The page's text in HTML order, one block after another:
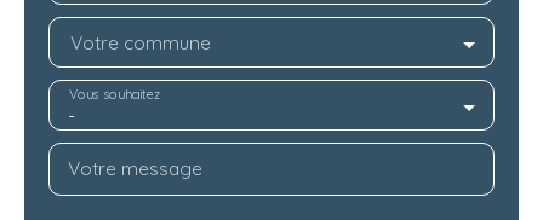
Votre commune
-
Vous souhaitez
Votre message